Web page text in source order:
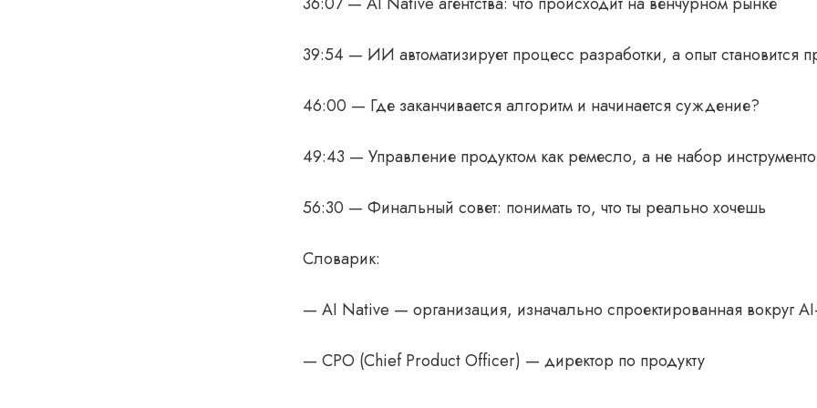
39:54 — ИИ автоматизирует процесс разработки, а опыт становится
46:00 — Где заканчивается алгоритм и начинается суждение?
49:43 — Управление продуктом как ремесло, а не набор
56:30 — Финальный совет: понимать то, что ты реально хочешь
Словарик:
— AI Native — организация, изначально спроектированная вокруг
— CPO (Chief Product Officer) — директор по продукту